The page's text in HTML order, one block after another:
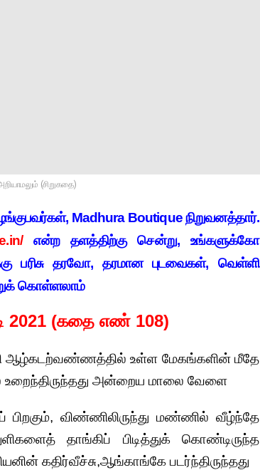
(சிறுகதை)
Madhura Boutique நிறுவனத்தார்.
என்ற தளத்திற்கு சென்று, உங்களுக்கோ
பரிசு தரவோ, தரமான புடவைகள், வெள்ளி
கொள்ளலாம்
2021 (கதை எண் 108)
ஆழ்கடற்வண்ணத்தில் உள்ள மேகங்களின் மீதே
உறைந்திருந்தது அன்றைய மாலை வேளை
விண்ணிலிருந்து மண்ணில் வீழ்ந்தே
தாங்கிப் பிடித்துக் கொண்டிருந்த
கதிர்வீச்சு,ஆங்காங்கே படர்ந்திருந்தது